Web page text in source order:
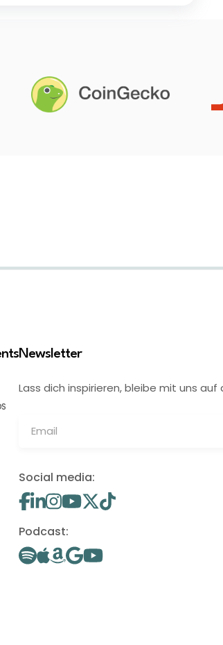
Newsletter
Lass dich inspirieren, bleibe mit uns
Social media:
Podcast: